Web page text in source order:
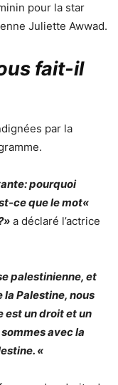
pour la star
Juliette Awwad.
fait-il
par la
pourquoi
ce que le mot«
a déclaré l’actrice
palestinienne, et
la Palestine, nous
est un droit et un
avec la
«